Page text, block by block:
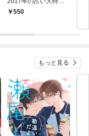
～恋愛と結婚 運命・転
550
もっと見る